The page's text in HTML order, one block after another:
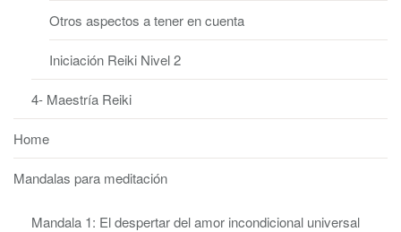
Otros aspectos a tener en cuenta
Iniciación Reiki Nivel 2
4- Maestría Reiki
Home
Mandalas para meditación
Mandala 1: El despertar del amor incondicional universal